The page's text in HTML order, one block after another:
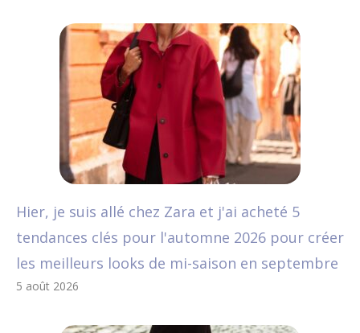
Hier, je suis allé chez Zara et j'ai acheté 5
tendances clés pour l'automne 2026 pour créer
les meilleurs looks de mi-saison en septembre
5 août 2026